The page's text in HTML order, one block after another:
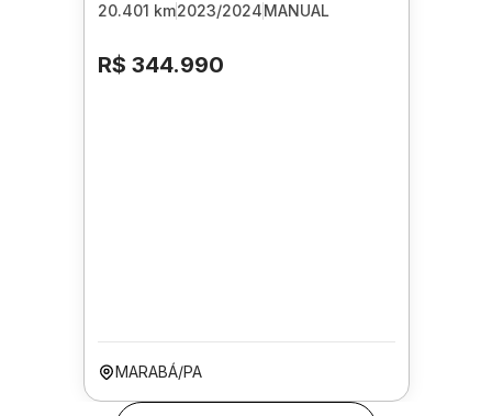
20.401 km2023/2024MANUAL
R$ 344.990
MARABÁ/PA